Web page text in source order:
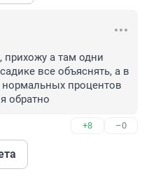
прихожу а там одни
все объяснять, а в
нормальных процентов
обратно
+8 –0